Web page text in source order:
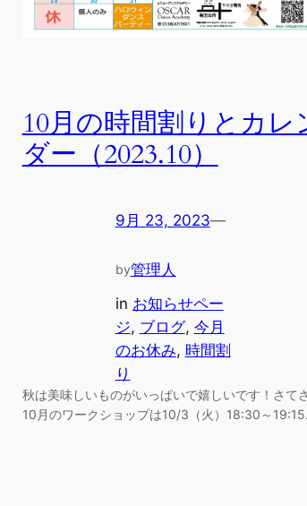
10月の時間割りとカレ
ダー（2023.10）
9月 23, 2023—
by管理人
in お知らせペー
ジ, ブログ, 今月
のお休み, 時間割
り
秋は美味しいものがいっぱいで嬉しいです！さて
10月のワークショップは10/3（火）18:30～